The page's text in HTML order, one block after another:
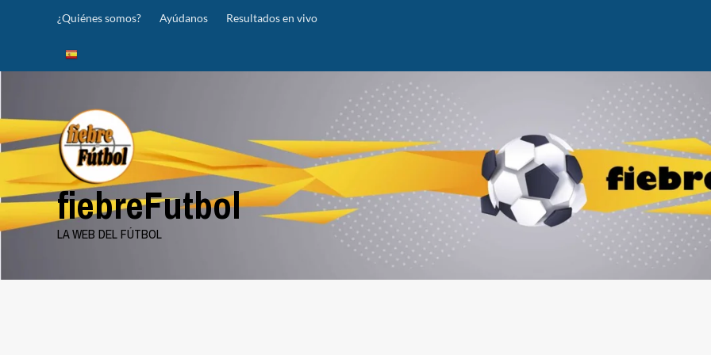
¿Quiénes somos? Ayúdanos Resultados en vivo
fiebreFutbol
LA WEB DEL FÚTBOL